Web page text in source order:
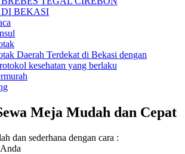
DI BEKASI
Daerah Terdekat di Bekasi dengan
kesehatan yang berlaku
Meja Mudah dan Cepat
dan sederhana dengan cara :